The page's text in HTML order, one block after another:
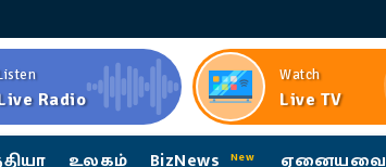
Radio
Watch
Live TV
உலகம் BizNews New ஏனையவை